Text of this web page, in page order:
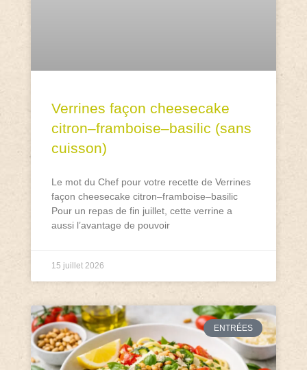
Verrines façon cheesecake
citron–framboise–basilic (sans
cuisson)
Le mot du Chef pour votre recette de Verrines
façon cheesecake citron–framboise–basilic
Pour un repas de fin juillet, cette verrine a
aussi l’avantage de pouvoir
15 juillet 2026
ENTRÉES